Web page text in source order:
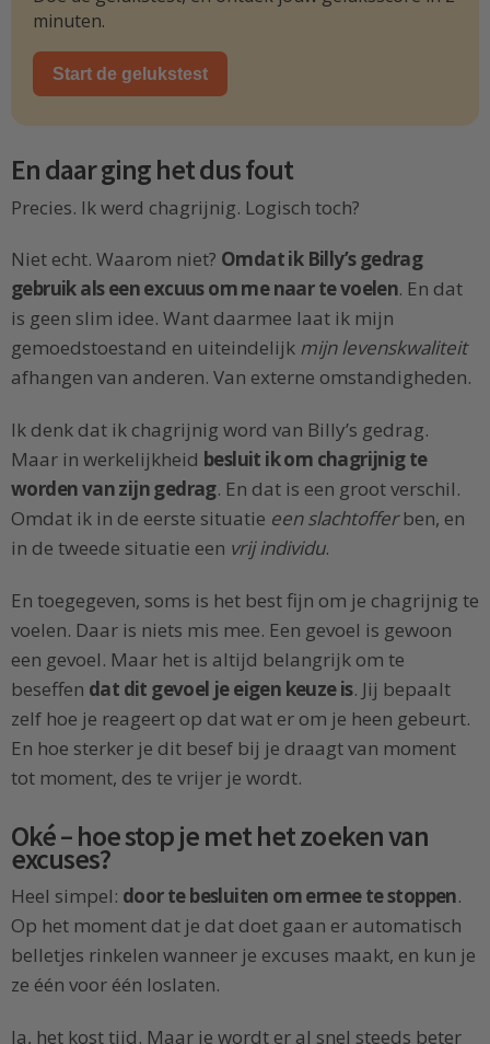
minuten.
Start de gelukstest
En daar ging het dus fout
Precies. Ik werd chagrijnig. Logisch toch?
Niet echt. Waarom niet? Omdat ik Billy’s gedrag
gebruik als een excuus om me naar te voelen. En dat
is geen slim idee. Want daarmee laat ik mijn
gemoedstoestand en uiteindelijk mijn levenskwaliteit
afhangen van anderen. Van externe omstandigheden.
Ik denk dat ik chagrijnig word van Billy’s gedrag.
Maar in werkelijkheid besluit ik om chagrijnig te
worden van zijn gedrag. En dat is een groot verschil.
Omdat ik in de eerste situatie een slachtofferben, en
in de tweede situatie een vrij individu.
En toegegeven, soms is het best fijn om je chagrijnig te
voelen. Daar is niets mis mee. Een gevoel is gewoon
een gevoel. Maar het is altijd belangrijk om te
beseffen dat dit gevoel je eigen keuze is. Jij bepaalt
zelf hoe je reageert op dat wat er om je heen gebeurt.
En hoe sterker je dit besef bij je draagt van moment
tot moment, des te vrijer je wordt.
Oké – hoe stop je met het zoeken van
excuses?
Heel simpel: door te besluiten om ermee te stoppen.
Op het moment dat je dat doet gaan er automatisch
belletjes rinkelen wanneer je excuses maakt, en kun je
ze één voor één loslaten.
Ja, het kost tijd. Maar je wordt er al snel steeds beter